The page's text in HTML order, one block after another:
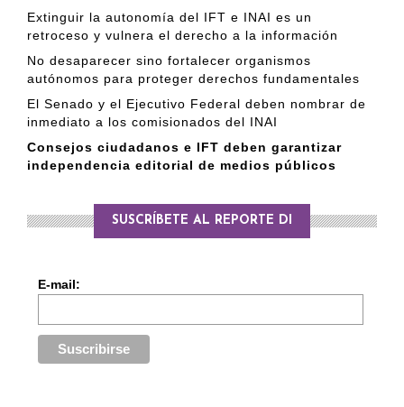
Extinguir la autonomía del IFT e INAI es un
retroceso y vulnera el derecho a la información
No desaparecer sino fortalecer organismos
autónomos para proteger derechos fundamentales
El Senado y el Ejecutivo Federal deben nombrar de
inmediato a los comisionados del INAI
Consejos ciudadanos e IFT deben garantizar
independencia editorial de medios públicos
SUSCRÍBETE AL REPORTE DI
E-mail: